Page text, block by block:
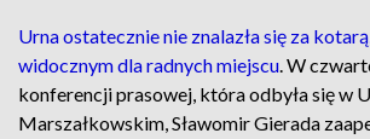
Urna ostatecznie nie znalazła się za
widocznym dla radnych miejscu. W
konferencji prasowej, która odbyła się w
Marszałkowskim, Sławomir Gierada